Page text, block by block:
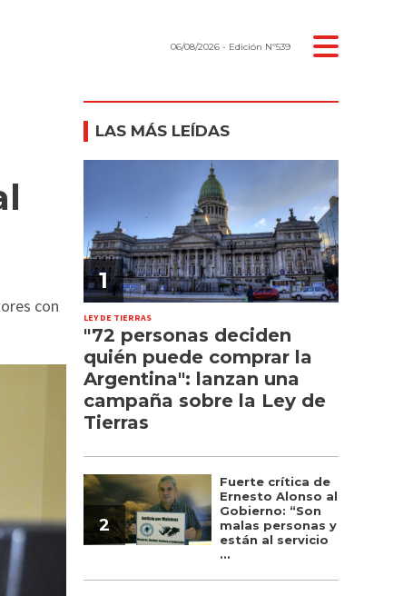
06/08/2026 - Edición Nº539
con
LAS MÁS LEÍDAS
1
LEY DE TIERRAS
"72 personas deciden
quién puede comprar la
Argentina": lanzan una
campaña sobre la Ley de
Tierras
2
Fuerte crítica de
Ernesto Alonso al
Gobierno: “Son
malas personas y
están al servicio
...